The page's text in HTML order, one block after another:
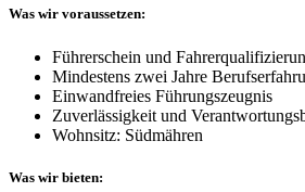
Was wir voraussetzen:
Führerschein und
Mindestens zwei Jahre
Einwandfreies Führungszeugnis
Zuverlässigkeit und
Wohnsitz: Südmähren
Was wir bieten: